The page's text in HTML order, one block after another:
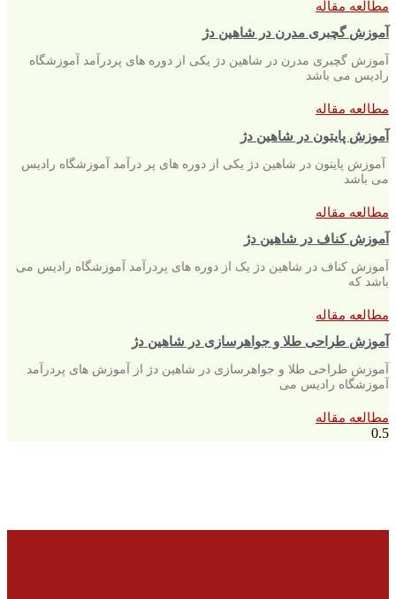
مطالعه مقاله
آموزش گچبری مدرن در شاهین دژ
آموزش گچبری مدرن در شاهین دژ یکی از دوره های پردرآمد آموزشگاه
رادیس می باشد
مطالعه مقاله
آموزش پایتون در شاهین دژ
آموزش پایتون در شاهین دژ یکی از دوره های پر درآمد آموزشگاه رادیس
می باشد
مطالعه مقاله
آموزش کناف در شاهین دژ
آموزش کناف در شاهین دژ یک از دوره های پردرآمد آموزشگاه رادیس می
باشد که
مطالعه مقاله
آموزش طراحی طلا و جواهرسازی در شاهین دژ
آموزش طراحی طلا و جواهرسازی در شاهین دژ از آموزش های پردرآمد
آموزشگاه رادیس می
مطالعه مقاله